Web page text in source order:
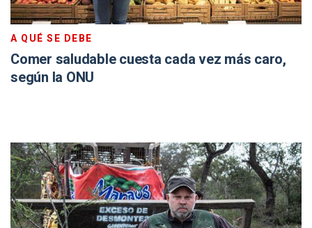
A QUÉ SE DEBE
Comer saludable cuesta cada vez más caro,
según la ONU